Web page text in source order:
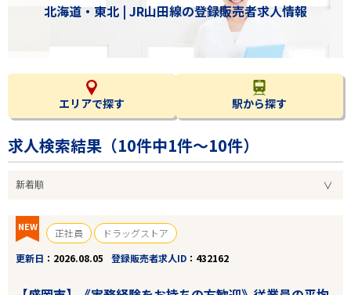
北海道・東北 | JR山田線の登録販売者求人情報
エリアで探す 駅から探す
求人検索結果（10件中1件～10件）
NEW 正社員
ドラッグストア
更新日
2026.08.05 登録販売者求人ID 432162